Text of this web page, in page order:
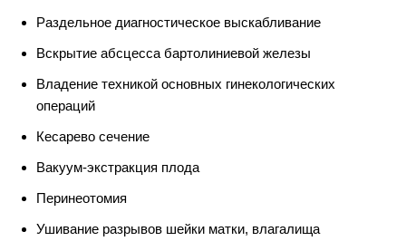
Раздельное диагностическое выскабливание
Вскрытие абсцесса бартолиниевой железы
Владение техникой основных гинекологических
операций
Кесарево сечение
Вакуум-экстракция плода
Перинеотомия
Ушивание разрывов шейки матки, влагалища